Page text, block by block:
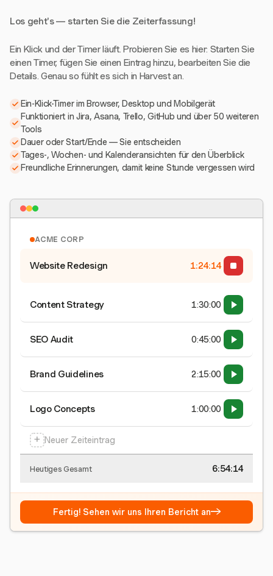
Los geht's — starten Sie die Zeiterfassung!
Ein Klick und der Timer läuft. Probieren Sie es hier: Starten Sie
einen Timer, fügen Sie einen Eintrag hinzu, bearbeiten Sie die
Details. Genau so fühlt es sich in Harvest an.
Ein-Klick-Timer im Browser, Desktop und Mobilgerät
Funktioniert in Jira, Asana, Trello, GitHub und über 50 weiteren
Tools
Dauer oder Start/Ende — Sie entscheiden
Tages-, Wochen- und Kalenderansichten für den Überblick
Freundliche Erinnerungen, damit keine Stunde vergessen wird
ACME CORP
Website Redesign 1:24:15
Content Strategy 1:30:00
SEO Audit 0:45:00
Brand Guidelines 2:15:00
Logo Concepts 1:00:00
+ Neuer Zeiteintrag
Heutiges Gesamt 6:54:15
Fertig! Sehen wir uns Ihren Bericht an→